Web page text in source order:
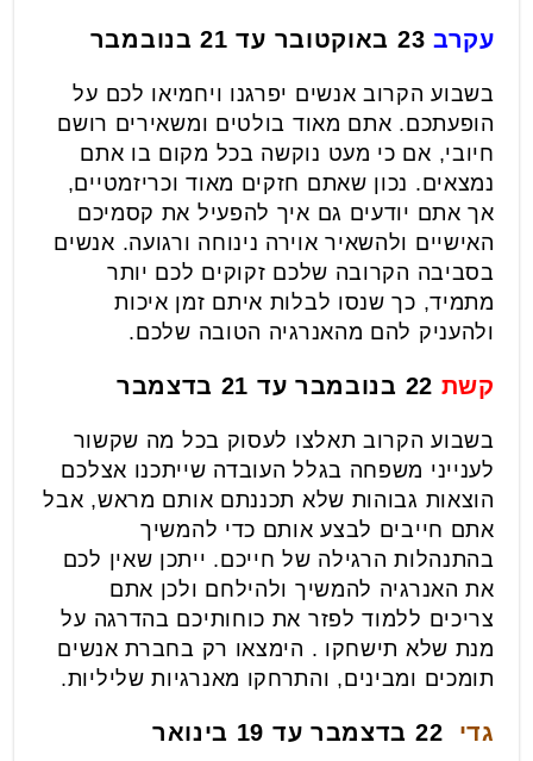
עקרב
בשבוע הקרוב אנשים יפרגנו ויחמיאו לכם על
הופעתכם. אתם מאוד בולטים ומשאירים רושם
חיובי, אם כי מעט נוקשה בכל מקום בו אתם
נמצאים. נכון שאתם חזקים מאוד וכריזמטיים,
אך אתם יודעים גם איך להפעיל את קסמיכם
האישיים ולהשאיר אוירה נינוחה ורגועה. אנשים
בסביבה הקרובה שלכם זקוקים לכם יותר
מתמיד, כך שנסו לבלות איתם זמן איכות
ולהעניק להם מהאנרגיה הטובה שלכם.
קשת
בשבוע הקרוב תאלצו לעסוק בכל מה שקשור
לענייני משפחה בגלל העובדה שייתכנו אצלכם
הוצאות גבוהות שלא תכננתם אותם מראש, אבל
אתם חייבים לבצע אותם כדי להמשיך
בהתנהלות הרגילה של חייכם. ייתכן שאין לכם
את האנרגיה להמשיך ולהילחם ולכן אתם
צריכים ללמוד לפזר את כוחותיכם בהדרגה על
מנת שלא תישחקו . הימצאו רק בחברת אנשים
תומכים ומבינים, והתרחקו מאנרגיות שליליות.
גדי